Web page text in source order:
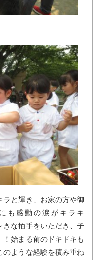
と輝き、お家の方や御
も感動の涙がキラキ
きな拍手をいただき、子
！始まる前のドキドキも
のような経験を積み重ね